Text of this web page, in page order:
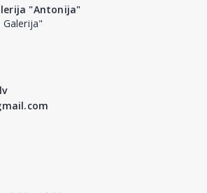
"Antonija"
Galerija"